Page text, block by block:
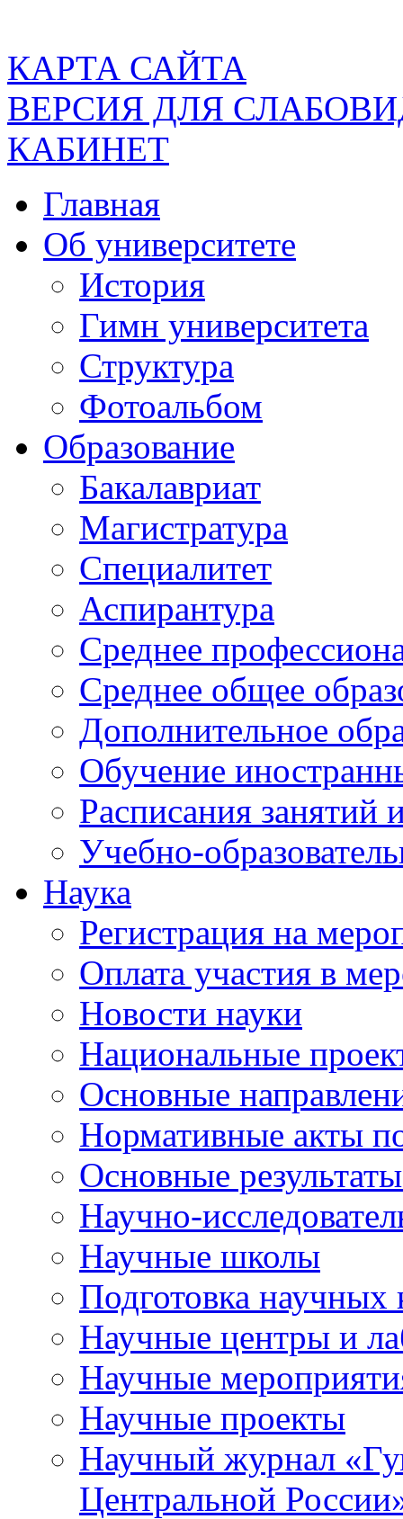
КАРТА САЙТА
ВЕРСИЯ ДЛЯ
КАБИНЕТ
Главная
Об университете
История
Гимн университета
Структура
Фотоальбом
Образование
Бакалавриат
Магистратура
Специалитет
Аспирантура
Среднее
Среднее общее
Дополнительное
Обучение
Расписания занятий
Учебно-
Наука
Регистрация на
Оплата участия в
Новости науки
Национальные
Основные
Нормативные акты
Основные
Научно-
Научные школы
Подготовка научных
Научные центры и
Научные
Научные проекты
Научный журнал «
Центральной